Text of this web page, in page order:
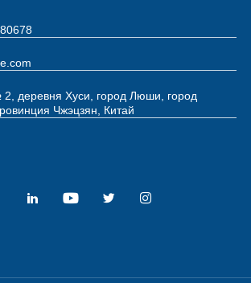
деревня Хуси, город Люши, город
Чжэцзян, Китай